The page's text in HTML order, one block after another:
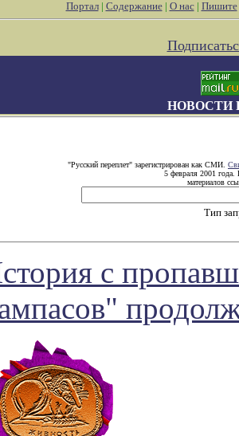
Портал| Содержание| О нас| Пишите
НОВОСТИ
"Русский переплет" зарегистрирован как СМИ.
5 февраля 2001 года.
материалов
Тип
с